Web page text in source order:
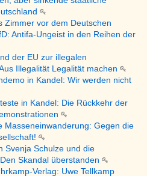
Zimmer vor dem Deutschen
Antifa-Ungeist in den Reihen der
der EU zur illegalen
Illegalität Legalität machen
in Kandel: Wir werden nicht
in Kandel: Die Rückkehr der
Masseneinwanderung: Gegen die
Svenja Schulze und die
Skandal überstanden
Verlag: Uwe Tellkamp